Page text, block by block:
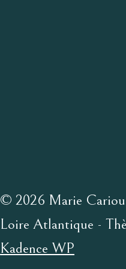
© 2026 Marie
Loire Atlantique -
Kadence WP